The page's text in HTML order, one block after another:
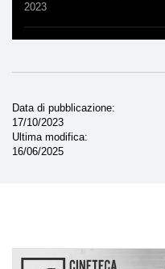
2023
Data di pubblicazione
17/10/2023
Ultima modifica
16/06/2025